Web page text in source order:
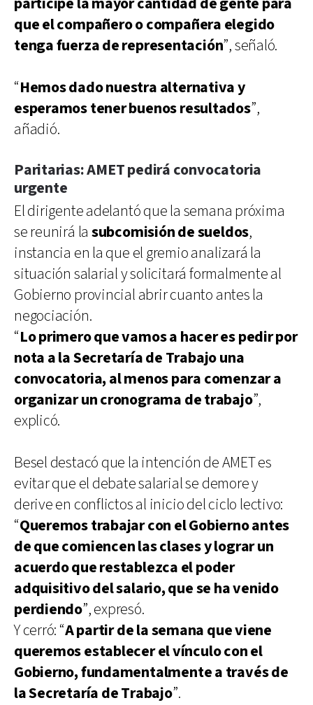
que el compañero o compañera elegido
tenga fuerza de representación”, señaló.
“Hemos dado nuestra alternativa y
esperamos tener buenos resultados”,
añadió.
Paritarias: AMET pedirá convocatoria
urgente
El dirigente adelantó que la semana próxima
se reunirá la subcomisión de sueldos,
instancia en la que el gremio analizará la
situación salarial y solicitará formalmente al
Gobierno provincial abrir cuanto antes la
negociación.
“Lo primero que vamos a hacer es pedir por
nota a la Secretaría de Trabajo una
convocatoria, al menos para comenzar a
organizar un cronograma de trabajo”,
explicó.
Besel destacó que la intención de AMET es
evitar que el debate salarial se demore y
derive en conflictos al inicio del ciclo lectivo:
“Queremos trabajar con el Gobierno antes
de que comiencen las clases y lograr un
acuerdo que restablezca el poder
adquisitivo del salario, que se ha venido
perdiendo”, expresó.
Y cerró: “A partir de la semana que viene
queremos establecer el vínculo con el
Gobierno, fundamentalmente a través de
la Secretaría de Trabajo”.